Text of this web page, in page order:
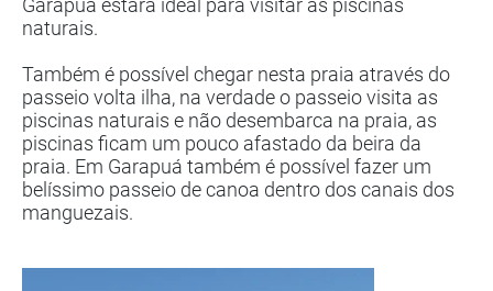
Garapua estará ideal para visitar as piscinas
naturais.
Também é possível chegar nesta praia através do
passeio volta ilha, na verdade o passeio visita as
piscinas naturais e não desembarca na praia, as
piscinas ficam um pouco afastado da beira da
praia. Em Garapuá também é possível fazer um
belíssimo passeio de canoa dentro dos canais dos
manguezais.